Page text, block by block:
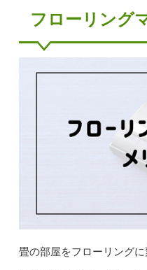
フローリング
畳の部屋をフローリング